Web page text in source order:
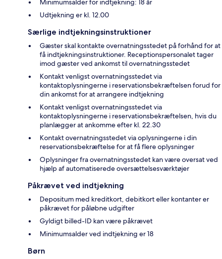
Minimumsalder for indtjekning: 18 år
Udtjekning er kl. 12.00
Særlige indtjekningsinstruktioner
Gæster skal kontakte overnatningsstedet på forhånd for at
få indtjekningsinstruktioner. Receptionspersonalet tager
imod gæster ved ankomst til overnatningsstedet
Kontakt venligst overnatningsstedet via
kontaktoplysningerne i reservationsbekræftelsen forud for
din ankomst for at arrangere indtjekning
Kontakt venligst overnatningsstedet via
kontaktoplysningerne i reservationsbekræftelsen, hvis du
planlægger at ankomme efter kl. 22.30
Kontakt overnatningsstedet via oplysningerne i din
reservationsbekræftelse for at få flere oplysninger
Oplysninger fra overnatningsstedet kan være oversat ved
hjælp af automatiserede oversættelsesværktøjer
Påkrævet ved indtjekning
Depositum med kreditkort, debitkort eller kontanter er
påkrævet for påløbne udgifter
Gyldigt billed-ID kan være påkrævet
Minimumsalder ved indtjekning er 18
Børn